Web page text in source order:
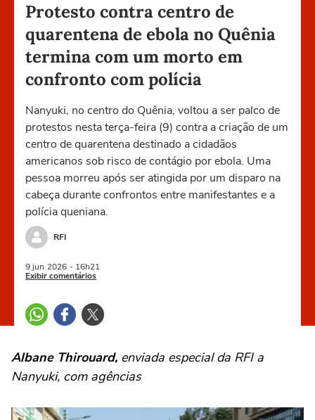
Protesto contra centro de
quarentena de ebola no Quênia
termina com um morto em
confronto com polícia
Nanyuki, no centro do Quênia, voltou a ser palco de
protestos nesta terça-feira (9) contra a criação de um
centro de quarentena destinado a cidadãos
americanos sob risco de contágio por ebola. Uma
pessoa morreu após ser atingida por um disparo na
cabeça durante confrontos entre manifestantes e a
polícia queniana.
RFI
9 jun 2026 - 16h21
Exibir comentários
Albane Thirouard, enviada especial da RFI a
Nanyuki, com agências